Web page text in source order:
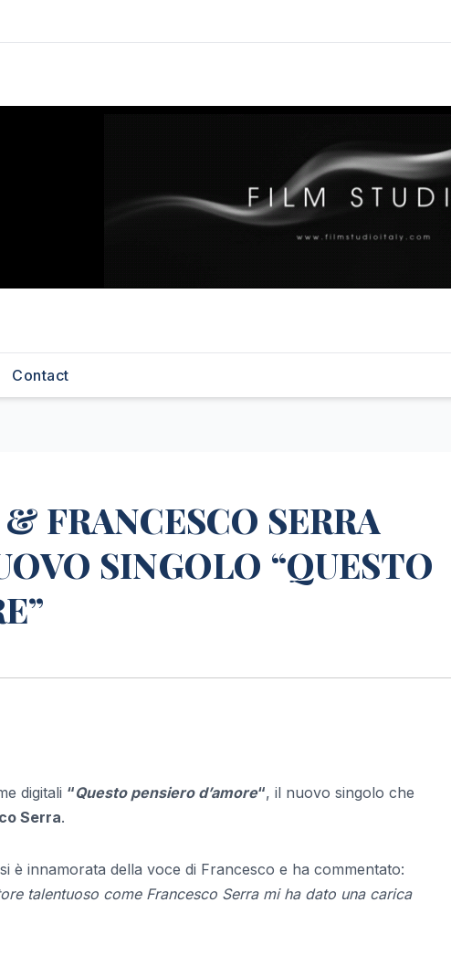
Contact
FRANCESCO SERRA
SINGOLO “QUESTO
digitali “Questo pensiero d’amore“, il nuovo singolo che
Serra.
è innamorata della voce di Francesco e ha commentato:
talentuoso come Francesco Serra mi ha dato una carica